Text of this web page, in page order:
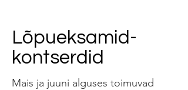
Lõpueksamid-
kontserdid
Mais ja juuni alguses toimuvad